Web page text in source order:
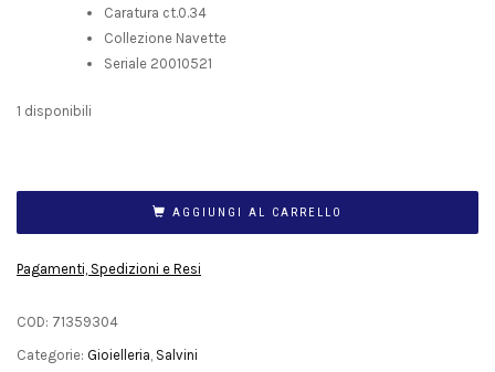
Caratura ct.0.34
Collezione Navette
Seriale 20010521
1 disponibili
AGGIUNGI AL CARRELLO
Pagamenti, Spedizioni e Resi
COD: 71359304
Categorie: Gioielleria, Salvini